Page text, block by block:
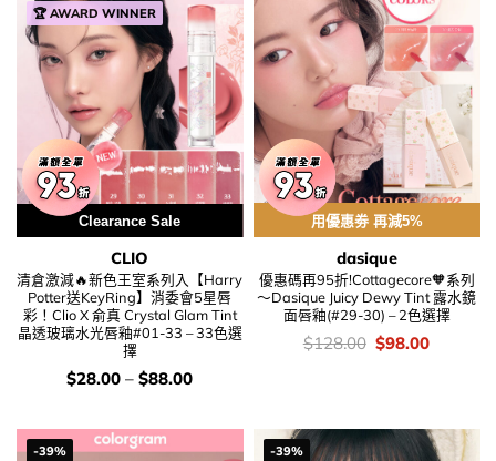
🏆 AWARD WINNER
Clearance Sale
CLIO
清倉激減🔥新色王室系列入【Harry
Potter送KeyRing】消委會5星唇
彩！Clio X 俞真 Crystal Glam Tint
晶透玻璃水光唇釉#01-33 – 33色選
擇
價
錢：
$28.00 – $88.00
用優惠劵 再減5%
dasique
優惠碼再95折!Cottagecore🧡系列
～Dasique Juicy Dewy Tint 露水鏡
面唇釉(#29-30) – 2色選擇
價
錢：
$128.00 Original
price
$98.00Current
-39% -39%